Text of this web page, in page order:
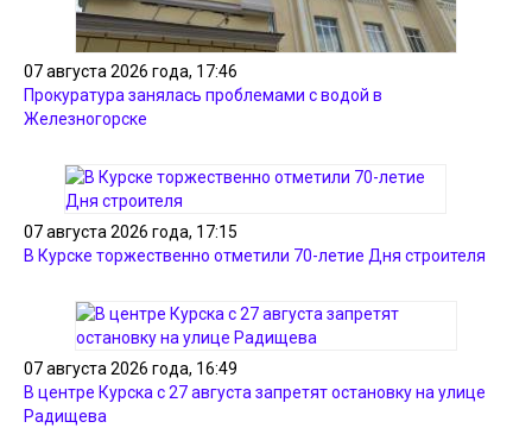
07 августа 2026 года, 17:46
Прокуратура занялась проблемами с водой в
Железногорске
07 августа 2026 года, 17:15
В Курске торжественно отметили 70-летие Дня строителя
07 августа 2026 года, 16:49
В центре Курска с 27 августа запретят остановку на улице
Радищева